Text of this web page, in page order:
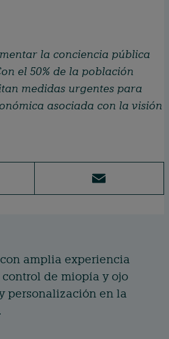
la conciencia pública
el 50% de la población
medidas urgentes para
asociada con la visión
E
m
amplia experiencia
de miopía y ojo
personalización en la